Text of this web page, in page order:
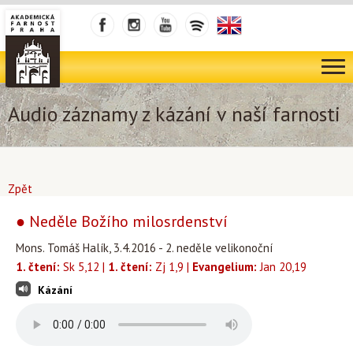
Audio záznamy z kázání v naší farnosti
Zpět
● Neděle Božího milosrdenství
Mons. Tomáš Halík, 3.4.2016 - 2. neděle velikonoční
1. čtení: Sk 5,12 | 1. čtení: Zj 1,9 | Evangelium: Jan 20,19
Kázání